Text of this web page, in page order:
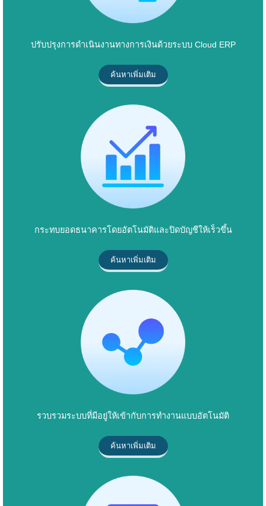
ปรับปรุงการดำเนินงานทางการเงินด้วยระบบ Cloud ERP
ค้นหาเพิ่มเติม
กระทบยอดธนาคารโดยอัตโนมัติและปิดบัญชีให้เร็วขึ้น
ค้นหาเพิ่มเติม
รวบรวมระบบที่มีอยู่ให้เข้ากับการทำงานแบบอัตโนมัติ
ค้นหาเพิ่มเติม